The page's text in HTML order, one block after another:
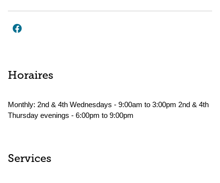
Horaires
Monthly: 2nd & 4th Wednesdays - 9:00am to 3:00pm 2nd & 4th
Thursday evenings - 6:00pm to 9:00pm
Services